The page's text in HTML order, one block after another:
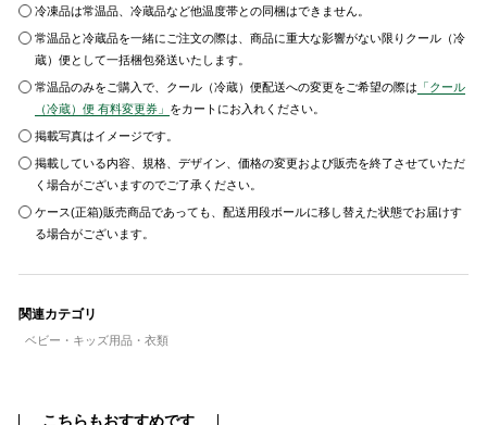
冷凍品は常温品、冷蔵品など他温度帯との同梱はできません。
常温品と冷蔵品を一緒にご注文の際は、商品に重大な影響がない限りクール（冷
蔵）便として一括梱包発送いたします。
常温品のみをご購入で、クール（冷蔵）便配送への変更をご希望の際は 「クール
（冷蔵）便 有料変更券」 をカートにお入れください。
掲載写真はイメージです。
掲載している内容、規格、デザイン、価格の変更および販売を終了させていただ
く場合がございますのでご了承ください。
ケース(正箱)販売商品であっても、配送用段ボールに移し替えた状態でお届けす
る場合がございます。
関連カテゴリ
ベビー・キッズ用品・衣類
こちらもおすすめです